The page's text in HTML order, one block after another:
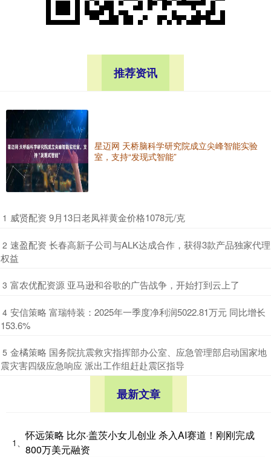
推荐资讯
星迈网 天桥脑科学研究院成立尖峰智能实验
室，支持“发现式智能”
1 ​威贤配资 9月13日老凤祥黄金价格1078元/克
2 ​速盈配资 长春高新子公司与ALK达成合作，获得3款产品独家代理
权益
3 ​富农优配资源 亚马逊和谷歌的广告战争，开始打到云上了
4 ​安信策略 富瑞特装：2025年一季度净利润5022.81万元 同比增长
153.6%
5 ​金橘策略 国务院抗震救灾指挥部办公室、应急管理部启动国家地
震灾害四级应急响应 派出工作组赶赴震区指导
最新文章
1、
怀远策略 比尔·盖茨小女儿创业 杀入AI赛道！刚刚完成
800万美元融资